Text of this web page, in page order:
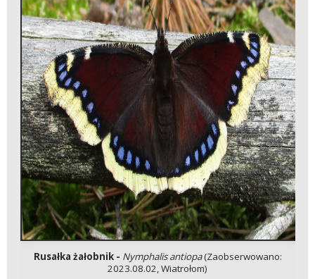
Rusałka żałobnik - Nymphalis antiopa(Zaobserwowano:
2023.08.02, Wiatrołom)